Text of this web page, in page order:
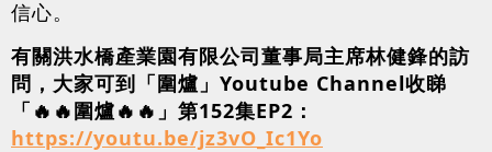
信心。
有關洪水橋產業園有限公司董事局主席林健鋒的訪
問，大家可到「圍爐」Youtube Channel收睇
「🔥🔥圍爐🔥🔥」第152集EP2：
https://youtu.be/jz3vO_Ic1Yo